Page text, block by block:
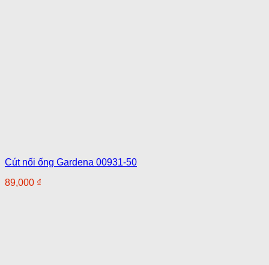
Cút nối ống Gardena 00931-50
89,000 ₫